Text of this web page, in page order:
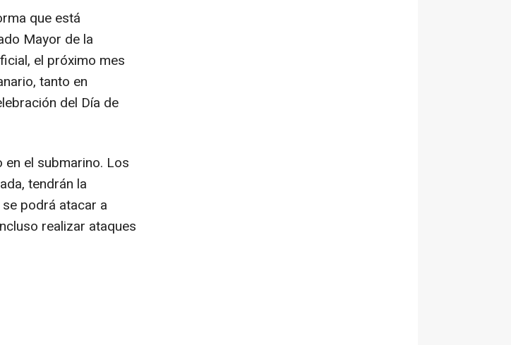
que está
Mayor de la
el próximo mes
tanto en
del Día de
en el submarino. Los
tendrán la
podrá atacar a
realizar ataques